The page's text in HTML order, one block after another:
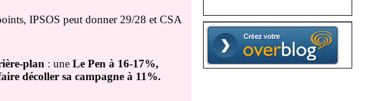
IPSOS peut donner 29/28 et CSA
plan: une Le Pen à 16-17%,
décoller sa campagne à 11%.